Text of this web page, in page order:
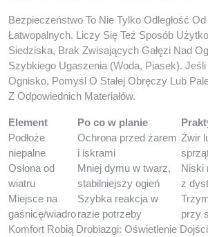
Bezpieczeństwo To Nie Tylko Odległość
Łatwopalnych. Liczy Się Też Sposób
Siedziska, Brak Zwisających Gałęzi Nad
Szybkiego Ugaszenia (woda, Piasek).
Ognisko, Pomyśl O Stałej Obręczy Lub
Z Odpowiednich Materiałów.
Element Po co w planie
Podłoże
niepalne
Ochrona przed żarem
i iskrami
Żwir
Osłona od
wiatru
Mniej dymu w twarz,
stabilniejszy ogień
Niski
z
Miejsce na
gaśnicę/wiadro
Szybka reakcja w
razie potrzeby
przy
Komfort Robią Drobiazgi: Oświetlenie